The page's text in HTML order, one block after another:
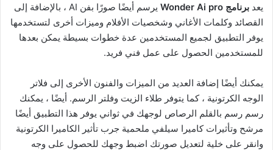
يعد برنامج Wonder Ai pro
يرسم أيضًا صورًا بفن AI ، بالإضافة إلى
القصائد وكلمات الأغاني وشخصيات الأفلام وميزات أخرى لتستخدمها
يوفر التطبيق لجميع المستخدمين عدة خطوات بسيطة يمكن بعدها
للمستخدمين الحصول على عمل فني فريد.
يمكنك أيضًا إضافة العديد من الميزات والفنون الأخرى إلى فلاتر
الوجه الكرتونية ، كما يتوفر طلاء الزيت وفلتر الرسم. أيضًا ، يمكنك
رسم رسم بالقلم الرصاص لوجهك في ثواني يوفر هذا التطبيق أيضًا
مرشح وتأثيرات كاميرا سيلفي ملحمية جرب تأثير الكاميرا الكرتونية
وانقر على خلية لتعديل صورتك اضبط وجهك للحصول على وجه